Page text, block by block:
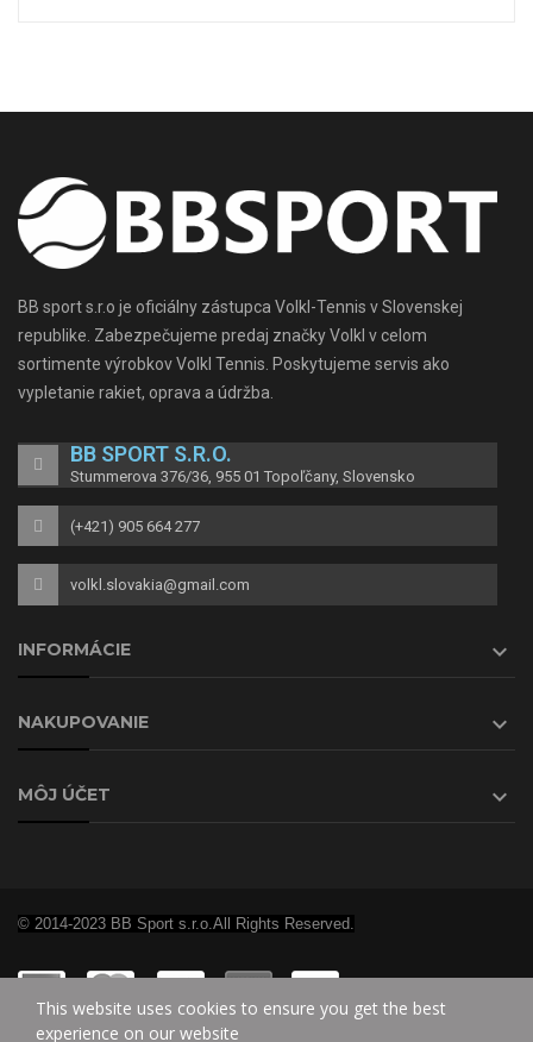
BB sport s.r.o je oficiálny zástupca Volkl-Tennis v Slovenskej
republike. Zabezpečujeme predaj značky Volkl v celom
sortimente výrobkov Volkl Tennis. Poskytujeme servis ako
vypletanie rakiet, oprava a údržba.
BB SPORT S.r.o.
Stummerova 376/36, 955 01 Topoľčany, Slovensko
(+421) 905 664 277
volkl.slovakia@gmail.com
INFORMÁCIE 
NAKUPOVANIE 
MÔJ ÚČET 
© 2014-2023 BB Sport s.r.o.All Rights Reserved.
This website uses cookies to ensure you get the best
experience on our website